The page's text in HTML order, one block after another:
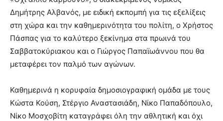
Δημήτρης Αλβανός, με ειδική εκπομπή για τις εξελίξεις
στη χώρα και την καθημερινότητα του πολίτη, ο Χρήστος
Πάσπας για το καλύτερο ξεκίνημα στα πρωινά του
Σαββατοκύριακου και ο Γιώργος Παπαϊωάννου που θα
μεταφέρει τον παλμό των αγώνων.
Καθημερινά η κορυφαία δημοσιογραφική ομάδα με τους
Κώστα Κούση, Στέργιο Αναστασιάδη, Νίκο Παπαδόπουλο,
Νίκο Μοσχοβίτη καταγράφει όλη την αθλητική και όχι